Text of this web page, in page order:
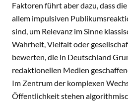
Faktoren führt aber dazu, dass
allem impulsiven
sind, um Relevanz im Sinne
Wahrheit, Vielfalt oder
bewerten, die in Deutschland
redaktionellen Medien
Im Zentrum der komplexen
Öffentlichkeit stehen